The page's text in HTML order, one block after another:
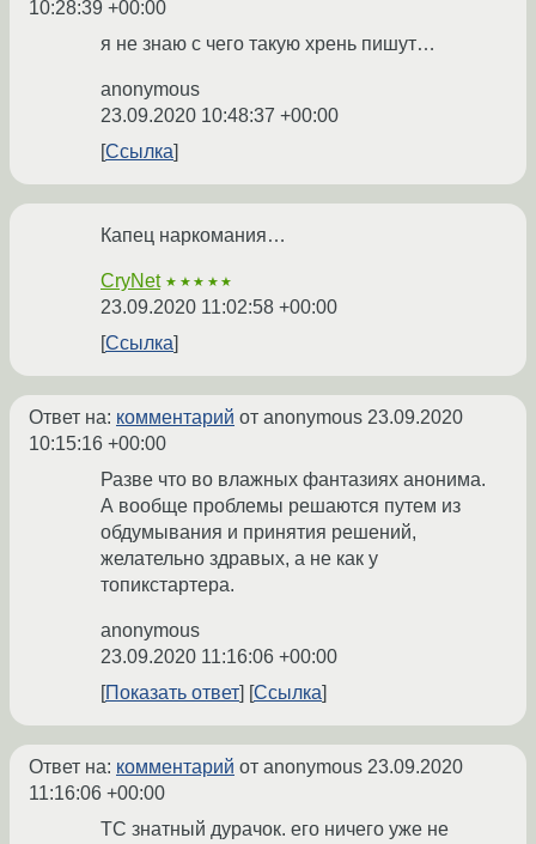
10:28:39 +00:00
я не знаю с чего такую хрень пишут…
anonymous
23.09.2020 10:48:37 +00:00
Ссылка
Капец наркомания…
CryNet ★★★★★
23.09.2020 11:02:58 +00:00
Ссылка
Ответ на: комментарий от anonymous 23.09.2020
10:15:16 +00:00
Разве что во влажных фантазиях анонима.
А вообще проблемы решаются путем из
обдумывания и принятия решений,
желательно здравых, а не как у
топикстартера.
anonymous
23.09.2020 11:16:06 +00:00
Показать ответ
Ссылка
Ответ на: комментарий от anonymous 23.09.2020
11:16:06 +00:00
ТС знатный дурачок. его ничего уже не